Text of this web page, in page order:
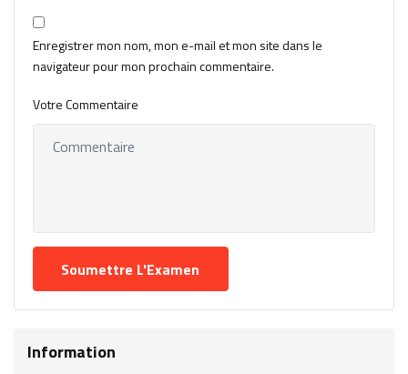
Enregistrer mon nom, mon e-mail et mon site dans le
navigateur pour mon prochain commentaire.
Votre Commentaire
Information